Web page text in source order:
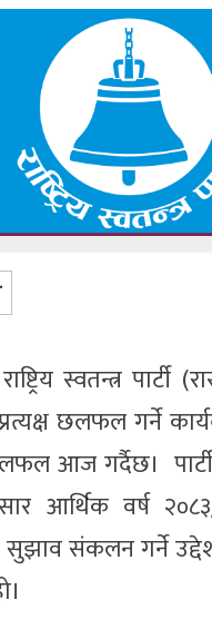
राष्ट्रिय स्वतन्त्र पार्टी
छलफल गर्ने
आज गर्दैछ।
आर्थिक वर्ष
सुझाव संकलन गर्ने